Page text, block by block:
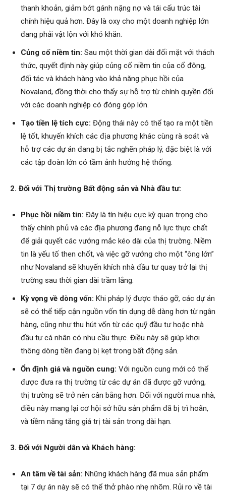
thanh khoản, giảm bớt gánh nặng nợ và tái cấu trúc tài
chính hiệu quả hơn. Đây là oxy cho một doanh nghiệp lớn
đang phải vật lộn với khó khăn.
Củng cố niềm tin: Sau một thời gian dài đối mặt với thách
thức, quyết định này giúp củng cố niềm tin của cổ đông,
đối tác và khách hàng vào khả năng phục hồi của
Novaland, đồng thời cho thấy sự hỗ trợ từ chính quyền đối
với các doanh nghiệp có đóng góp lớn.
Tạo tiền lệ tích cực: Động thái này có thể tạo ra một tiền
lệ tốt, khuyến khích các địa phương khác cùng rà soát và
hỗ trợ các dự án đang bị tắc nghẽn pháp lý, đặc biệt là với
các tập đoàn lớn có tầm ảnh hưởng hệ thống.
2. Đối với Thị trường Bất động sản và Nhà đầu tư:
Phục hồi niềm tin: Đây là tín hiệu cực kỳ quan trọng cho
thấy chính phủ và các địa phương đang nỗ lực thực chất
để giải quyết các vướng mắc kéo dài của thị trường. Niềm
tin là yếu tố then chốt, và việc gỡ vướng cho một “ông lớn”
như Novaland sẽ khuyến khích nhà đầu tư quay trở lại thị
trường sau thời gian dài trầm lắng.
Kỳ vọng về dòng vốn: Khi pháp lý được tháo gỡ, các dự án
sẽ có thể tiếp cận nguồn vốn tín dụng dễ dàng hơn từ ngân
hàng, cũng như thu hút vốn từ các quỹ đầu tư hoặc nhà
đầu tư cá nhân có nhu cầu thực. Điều này sẽ giúp khơi
thông dòng tiền đang bị kẹt trong bất động sản.
Ổn định giá và nguồn cung: Với nguồn cung mới có thể
được đưa ra thị trường từ các dự án đã được gỡ vướng,
thị trường sẽ trở nên cân bằng hơn. Đối với người mua nhà,
điều này mang lại cơ hội sở hữu sản phẩm đã bị trì hoãn,
và tiềm năng tăng giá trị tài sản trong dài hạn.
3. Đối với Người dân và Khách hàng:
An tâm về tài sản: Những khách hàng đã mua sản phẩm
tại 7 dự án này sẽ có thể thở phào nhẹ nhõm. Rủi ro về tài